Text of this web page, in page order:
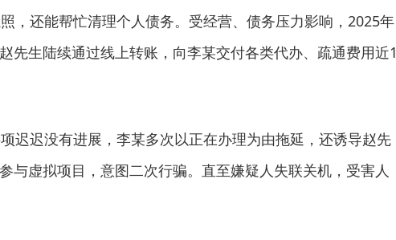
，还能帮忙清理个人债务。受经营、债务压力影响，2025年
先生陆续通过线上转账，向李某交付各类代办、疏通费用近1
迟迟没有进展，李某多次以正在办理为由拖延，还诱导赵先
与虚拟项目，意图二次行骗。直至嫌疑人失联关机，受害人